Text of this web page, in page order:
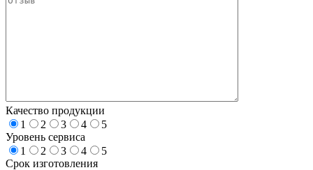
Качество продукции
1
2 3 4
5
Уровень сервиса
1
2 3 4
5
Срок изготовления